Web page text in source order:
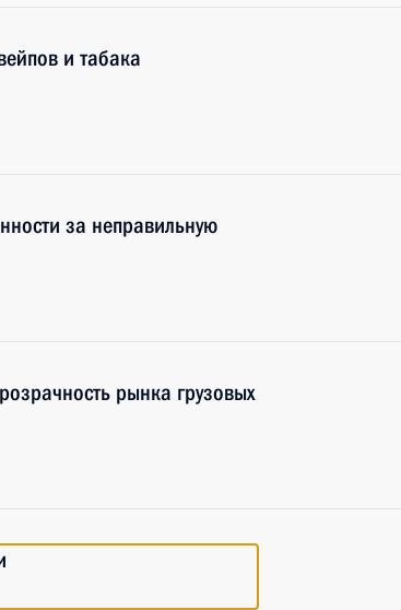
и табака
за неправильную
рынка грузовых